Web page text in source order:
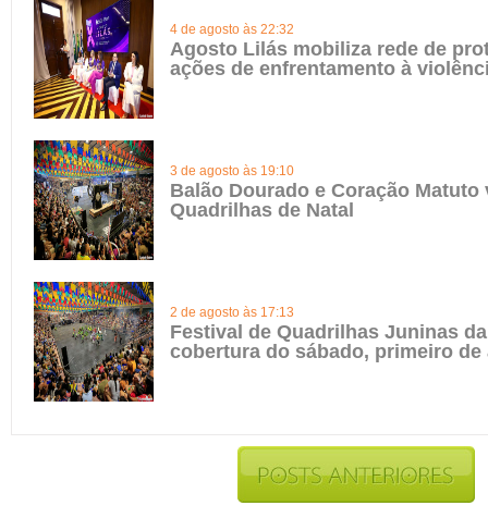
4 de agosto às 22:32
Agosto Lilás mobiliza rede de
ações de enfrentamento à
3 de agosto às 19:10
Balão Dourado e Coração Matuto
Quadrilhas de Natal
2 de agosto às 17:13
Festival de Quadrilhas Juninas
cobertura do sábado, primeiro de